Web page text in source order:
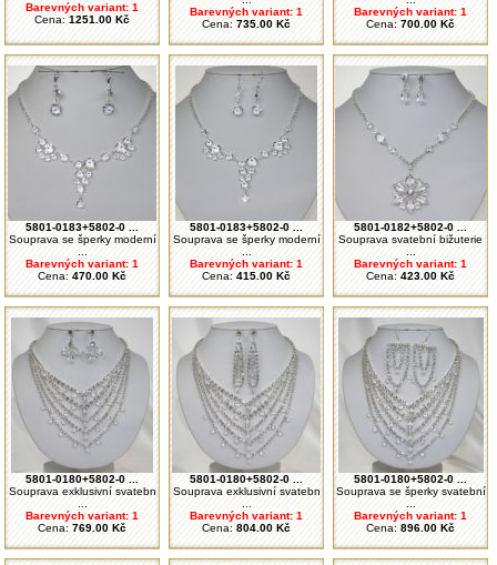
Barevných variant: 1
Cena: 1251.00 Kč
Barevných variant: 1
Cena: 735.00 Kč
Barevných variant: 1
Cena: 700.00 Kč
5801-0183+5802-0 ...
Souprava se šperky moderní
Barevných variant: 1
Cena: 470.00 Kč
5801-0183+5802-0 ...
Souprava se šperky moderní
Barevných variant: 1
Cena: 415.00 Kč
5801-0182+5802-0 ...
Souprava svatební bižuterie
Barevných variant: 1
Cena: 423.00 Kč
5801-0180+5802-0 ...
Souprava exklusivní svatebn
Barevných variant: 1
Cena: 769.00 Kč
5801-0180+5802-0 ...
Souprava exklusivní svatebn
Barevných variant: 1
Cena: 804.00 Kč
5801-0180+5802-0 ...
Souprava se šperky svatební
Barevných variant: 1
Cena: 896.00 Kč